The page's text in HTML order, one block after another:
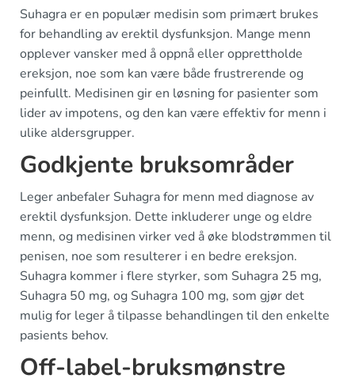
Suhagra er en populær medisin som primært brukes
for behandling av erektil dysfunksjon. Mange menn
opplever vansker med å oppnå eller opprettholde
ereksjon, noe som kan være både frustrerende og
peinfullt. Medisinen gir en løsning for pasienter som
lider av impotens, og den kan være effektiv for menn i
ulike aldersgrupper.
Godkjente bruksområder
Leger anbefaler Suhagra for menn med diagnose av
erektil dysfunksjon. Dette inkluderer unge og eldre
menn, og medisinen virker ved å øke blodstrømmen til
penisen, noe som resulterer i en bedre ereksjon.
Suhagra kommer i flere styrker, som Suhagra 25 mg,
Suhagra 50 mg, og Suhagra 100 mg, som gjør det
mulig for leger å tilpasse behandlingen til den enkelte
pasients behov.
Off-label-bruksmønstre